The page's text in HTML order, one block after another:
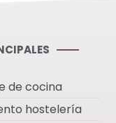
de cocina
hostelería